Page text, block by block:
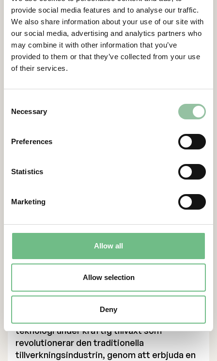
provide social media features and to analyse our traffic.
We also share information about your use of our site with
our social media, advertising and analytics partners who
may combine it with other information that you’ve
provided to them or that they’ve collected from your use
of their services.
Selection
Necessary
Preferences
Statistics
Marketing
Allow all
Allow selection
Deny
för försvar, energi och medicinteknik.
Dessutom kommer vi att få tillgång till
Georgia Tech’s förstklassiga avancerade
tillverkningsanläggningar, vilket ökar vår
kapacitet att stödja amerikanska kunder
med materialprocessutveckling och
tillverkning och vår E-PBF (Electron Beam
Daniel Gidlund, VD
070-246 45 01
adviser@eminova.se
Freemelt är ett deep-tech, green-tech
företag vars banbrytande lösning skapar nya
möjligheter för snabb tillväxt inom 3D-
teknologi under kraftig tillväxt som
revolutionerar den traditionella
tillverkningsindustrin, genom att erbjuda en